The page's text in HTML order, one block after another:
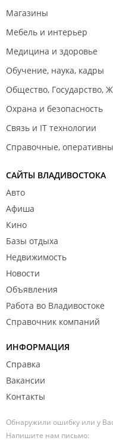
Магазины
Мебель и интерьер
Медицина и здоровье
Обучение, наука, кадры
Общество, Государство,
Охрана и безопасность
Связь и IT технологии
Справочные,
САЙТЫ ВЛАДИВОСТОКА
Авто
Афиша
Кино
Базы отдыха
Недвижимость
Новости
Объявления
Работа во Владивостоке
Справочник компаний
ИНФОРМАЦИЯ
Справка
Вакансии
Контакты
Обнаружили ошибку или у
Напишите нам письмо: